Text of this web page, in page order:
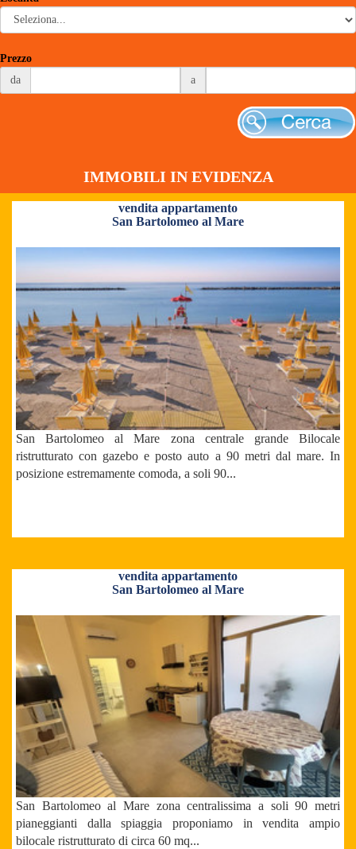
Prezzo
da
a
Cerca
IMMOBILI IN EVIDENZA
vendita appartamento
San Bartolomeo al Mare
San Bartolomeo al Mare zona centrale grande Bilocale
ristrutturato con gazebo e posto auto a 90 metri dal mare. In
posizione estremamente comoda, a soli 90...
vendita appartamento
San Bartolomeo al Mare
San Bartolomeo al Mare zona centralissima a soli 90 metri
pianeggianti dalla spiaggia proponiamo in vendita ampio
bilocale ristrutturato di circa 60 mq...